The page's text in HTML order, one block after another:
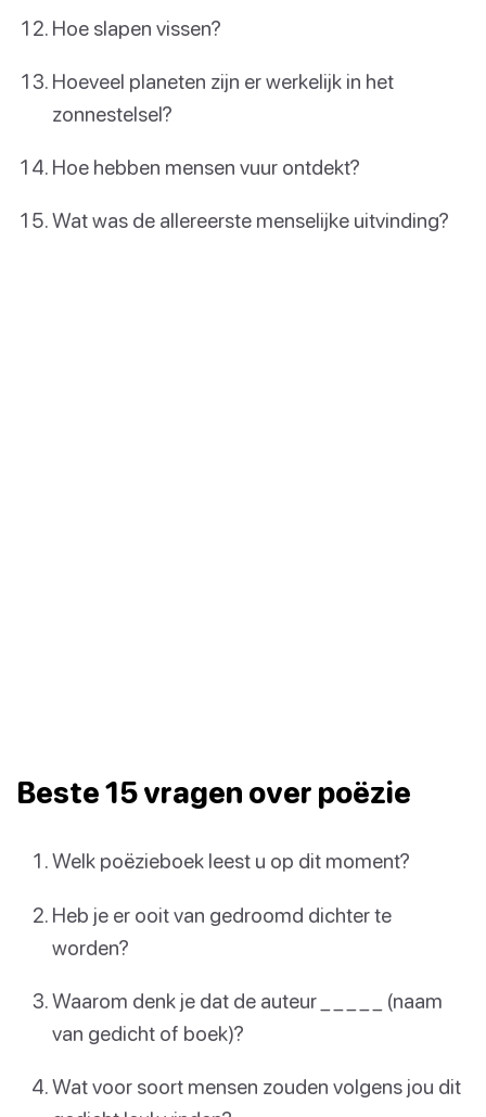
Hoe slapen vissen?
Hoeveel planeten zijn er werkelijk in het
zonnestelsel?
Hoe hebben mensen vuur ontdekt?
Wat was de allereerste menselijke uitvinding?
Beste 15 vragen over poëzie
Welk poëzieboek leest u op dit moment?
Heb je er ooit van gedroomd dichter te
worden?
Waarom denk je dat de auteur _ _ _ _ _ (naam
van gedicht of boek)?
Wat voor soort mensen zouden volgens jou dit